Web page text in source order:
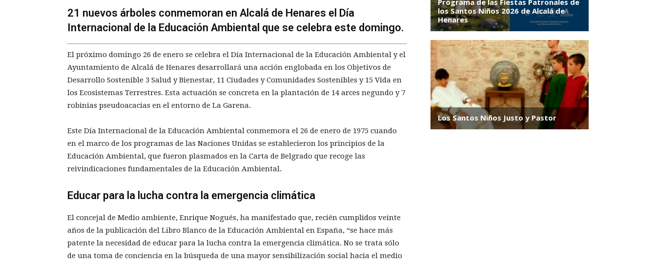
21 nuevos árboles conmemoran en Alcalá de Henares el Día
Internacional de la Educación Ambiental que se celebra este domingo.
El próximo domingo 26 de enero se celebra el Día Internacional de la Educación Ambiental y el
Ayuntamiento de Alcalá de Henares desarrollará una acción englobada en los Objetivos de
Desarrollo Sostenible 3 Salud y Bienestar, 11 Ciudades y Comunidades Sostenibles y 15 Vida en
los Ecosistemas Terrestres. Esta actuación se concreta en la plantación de 14 arces negundo y 7
robinias pseudoacacias en el entorno de La Garena.
Este Día Internacional de la Educación Ambiental conmemora el 26 de enero de 1975 cuando
en el marco de los programas de las Naciones Unidas se establecieron los principios de la
Educación Ambiental, que fueron plasmados en la Carta de Belgrado que recoge las
reivindicaciones fundamentales de la Educación Ambiental.
Educar para la lucha contra la emergencia climática
El concejal de Medio ambiente, Enrique Nogués, ha manifestado que, recién cumplidos veinte
años de la publicación del Libro Blanco de la Educación Ambiental en España, “se hace más
patente la necesidad de educar para la lucha contra la emergencia climática. No se trata sólo
de una toma de conciencia en la búsqueda de una mayor sensibilización social hacia el medio